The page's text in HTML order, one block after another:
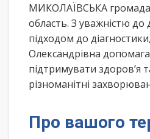
МИКОЛАЇВСЬКА
область. З уважністю
підходом до
Олександрівна
підтримувати здоров’я
різноманітні
Про вашого